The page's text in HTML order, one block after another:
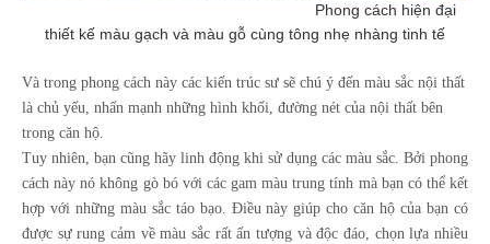
Phong cách hiện đại
thiết kế màu gạch và màu gỗ cùng tông nhẹ nhàng tinh tế
Và trong phong cách này các kiến trúc sư sẽ chú ý đến màu sắc nội thất
là chủ yếu, nhấn mạnh những hình khối, đường nét của nội thất bên
trong căn hộ.
Tuy nhiên, bạn cũng hãy linh động khi sử dụng các màu sắc. Bởi phong
cách này nó không gò bó với các gam màu trung tính mà bạn có thể kết
hợp với những màu sắc táo bạo. Điều này giúp cho căn hộ của bạn có
được sự rung cảm về màu sắc rất ấn tượng và độc đáo, chọn lựa nhiều